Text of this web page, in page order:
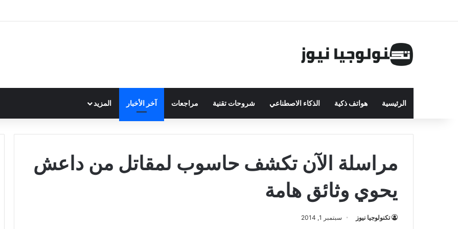
الرئيسية هواتف ذكية الذكاء الاصطناعي شروحات تقنية مراجعات آخر الأخبار المزيد
مراسلة الآن تكشف حاسوب لمقاتل من داعش
يحوي وثائق هامة
تكنولوجيا نيوز سبتمبر 1, 2014